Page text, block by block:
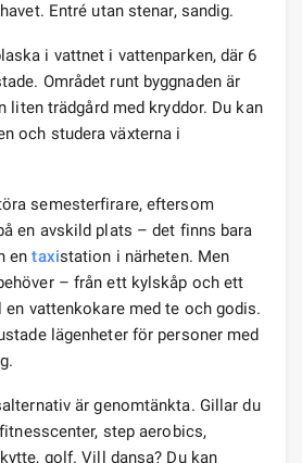
Entré utan stenar, sandig.
i vattnet i vattenparken, där 6
Området runt byggnaden är
liten trädgård med kryddor. Du kan
och studera växterna i
semesterfirare, eftersom
en avskild plats – det finns bara
entaxistation i närheten. Men
– från ett kylskåp och ett
vattenkokare med te och godis.
lägenheter för personer med
är genomtänkta. Gillar du
step aerobics,
golf. Vill dansa? Du kan